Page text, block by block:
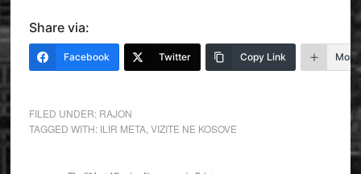
Share via:
Facebook Twitter Copy Link More
FILED UNDER: RAJON
TAGGED WITH: ILIR META, VIZITE NE KOSOVE